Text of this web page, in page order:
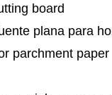
board
plana para
parchment paper